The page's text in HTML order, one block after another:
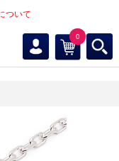
ついて
0